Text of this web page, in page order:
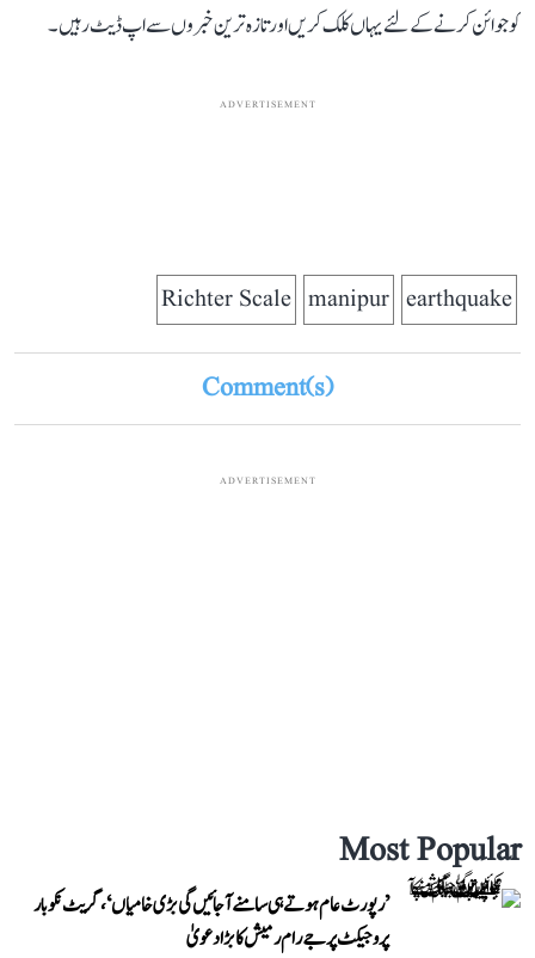
کو جوائن کرنے کے لئے یہاں کلک کریں اور تازہ ترین خبروں سے اپ ڈیٹ رہیں۔
ADVERTISEMENT
earthquake
manipur
Richter Scale
Comment(s)
ADVERTISEMENT
Most Popular
’رپورٹ عام ہوتے ہی سامنے آ جائیں گی بڑی خامیاں‘، گریٹ نکوبار
پروجیکٹ پر جے رام رمیش کا بڑا دعویٰ